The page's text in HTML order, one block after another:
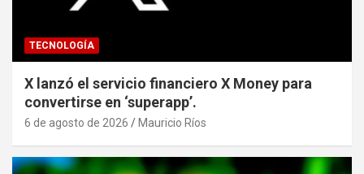
TECNOLOGÍA
X lanzó el servicio financiero X Money para
convertirse en ‘superapp’.
6 de agosto de 2026 Mauricio Ríos